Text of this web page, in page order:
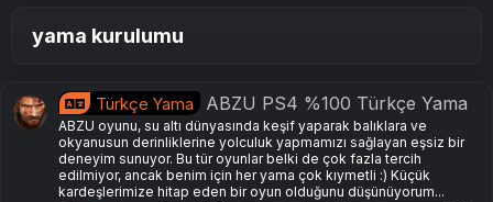
yama kurulumu
Türkçe Yama ABZU PS4 %100 Türkçe Yama
ABZU oyunu, su altı dünyasında keşif yaparak balıklara ve
okyanusun derinliklerine yolculuk yapmamızı sağlayan eşsiz bir
deneyim sunuyor. Bu tür oyunlar belki de çok fazla tercih
edilmiyor, ancak benim için her yama çok kıymetli :) Küçük
kardeşlerimize hitap eden bir oyun olduğunu düşünüyorum...